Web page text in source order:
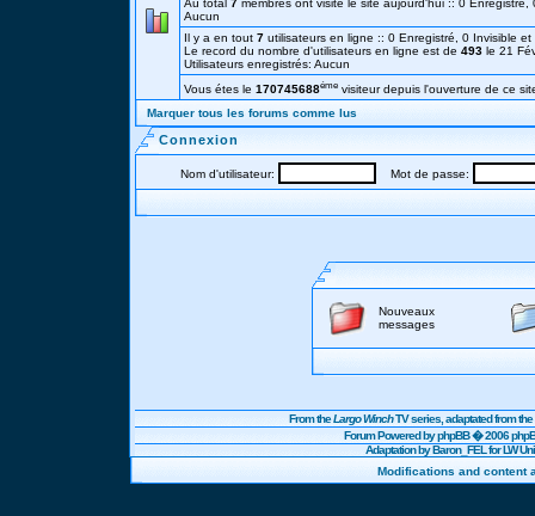
Au total 7 membres ont visité le site aujourd'hui :: 0 Enregistré,
Aucun
Il y a en tout 7 utilisateurs en ligne :: 0 Enregistré, 0 Invisible
Le record du nombre d'utilisateurs en ligne est de 493 le 21
Utilisateurs enregistrés: Aucun
Vous étes le 170745688éme visiteur depuis l'ouverture de ce
Marquer tous les forums comme lus
Connexion
Nom d'utilisateur: Mot de passe:
Nouveaux
messages
From theLargo WinchTV series, adaptated from
Forum Powered byphpBB� 2006
Adaptation by Baron_FEL for LW
Modifications and content